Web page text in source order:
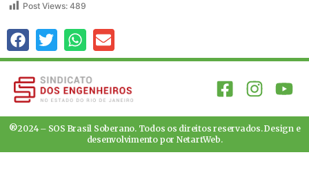
Post Views: 489
®2024 – SOS Brasil Soberano. Todos os direitos reservados. Design e
desenvolvimento por NetartWeb.